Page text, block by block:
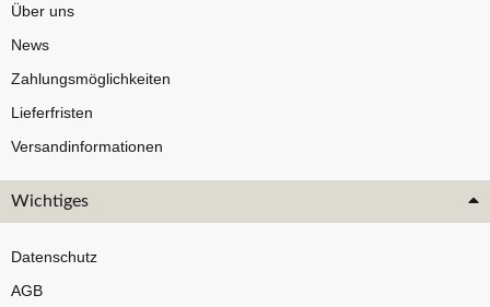
Über uns
News
Zahlungsmöglichkeiten
Lieferfristen
Versandinformationen
Wichtiges
Datenschutz
AGB